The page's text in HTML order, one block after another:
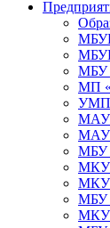
МБУК
МБУ
МП
УМП
МАУ
МАУ
МБУ
МКУ
МКУ
МБУ
МКУ